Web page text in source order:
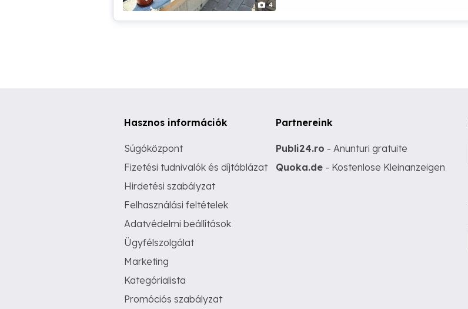
4
Hasznos információk
Súgóközpont
Fizetési tudnivalók és díjtáblázat
Hirdetési szabályzat
Felhasználási feltételek
Adatvédelmi beállítások
Ügyfélszolgálat
Marketing
Kategórialista
Promóciós szabályzat
Partnereink
Publi24.ro - Anunturi gratuite
Quoka.de - Kostenlose Kleinanzeigen